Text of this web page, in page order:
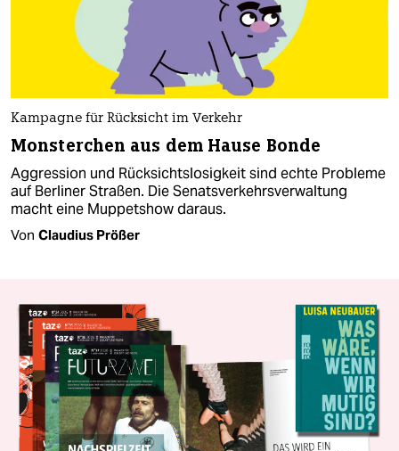
Kampagne für Rücksicht im Verkehr
Monsterchen aus dem Hause Bonde
Aggression und Rücksichtslosigkeit sind echte Probleme
auf Berliner Straßen. Die Senatsverkehrsverwaltung
macht eine Muppetshow daraus.
Von Claudius Prößer